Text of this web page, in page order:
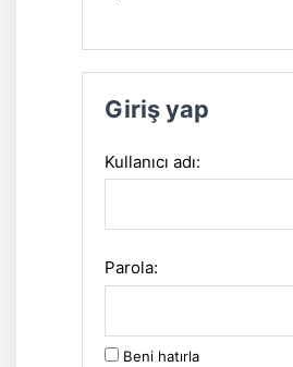
Giriş yap
Kullanıcı adı:
Parola:
Beni hatırla